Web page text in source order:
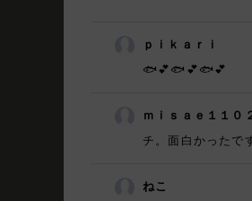
ｐｉｋａｒｉ
🐟💕🐟💕🐟💕
ｍｉｓａｅ１１０
チ。面白かったで
ねこ